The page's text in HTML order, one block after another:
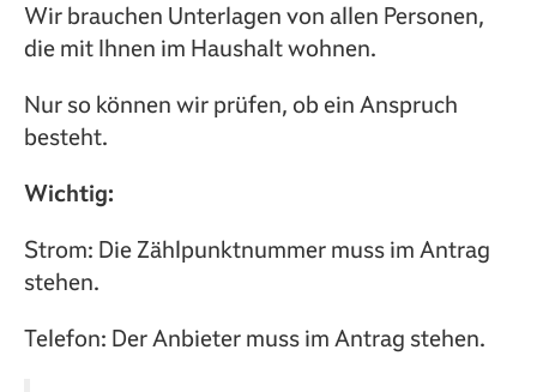
Wir brauchen Unterlagen von allen Personen,
die mit Ihnen im Haushalt wohnen.
Nur so können wir prüfen, ob ein Anspruch
besteht.
Wichtig:
Strom: Die Zählpunktnummer muss im Antrag
stehen.
Telefon: Der Anbieter muss im Antrag stehen.